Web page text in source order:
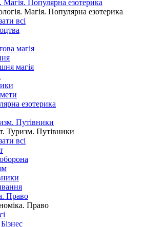
Магія. Популярна езотерика
Магія. Популярна езотерика
всі
магія
магія
езотерика
Путівники
Туризм. Путівники
всі
Право
Право